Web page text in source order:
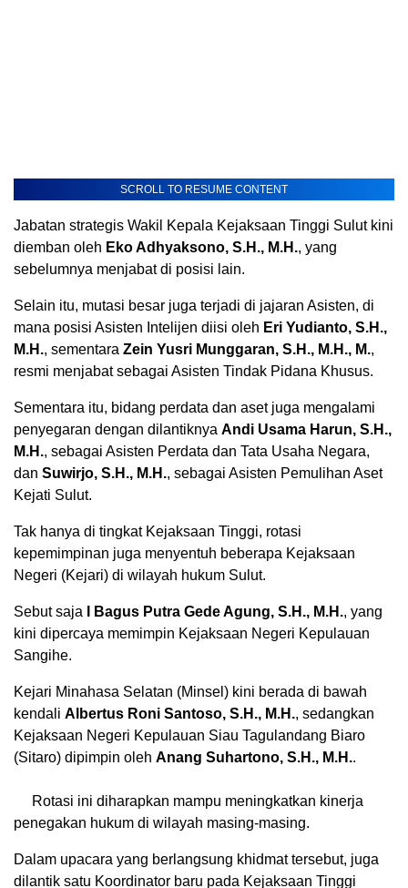
SCROLL TO RESUME CONTENT
​Jabatan strategis Wakil Kepala Kejaksaan Tinggi Sulut kini
diemban oleh Eko Adhyaksono, S.H., M.H., yang
sebelumnya menjabat di posisi lain.
Selain itu, mutasi besar juga terjadi di jajaran Asisten, di
mana posisi Asisten Intelijen diisi oleh Eri Yudianto, S.H.,
M.H., sementara Zein Yusri Munggaran, S.H., M.H., M.,
resmi menjabat sebagai Asisten Tindak Pidana Khusus.
Sementara itu, bidang perdata dan aset juga mengalami
penyegaran dengan dilantiknya Andi Usama Harun, S.H.,
M.H., sebagai Asisten Perdata dan Tata Usaha Negara,
dan Suwirjo, S.H., M.H., sebagai Asisten Pemulihan Aset
Kejati Sulut.
​Tak hanya di tingkat Kejaksaan Tinggi, rotasi
kepemimpinan juga menyentuh beberapa Kejaksaan
Negeri (Kejari) di wilayah hukum Sulut.
Sebut saja I Bagus Putra Gede Agung, S.H., M.H., yang
kini dipercaya memimpin Kejaksaan Negeri Kepulauan
Sangihe.
Kejari Minahasa Selatan (Minsel) kini berada di bawah
kendali Albertus Roni Santoso, S.H., M.H., sedangkan
Kejaksaan Negeri Kepulauan Siau Tagulandang Biaro
(Sitaro) dipimpin oleh Anang Suhartono, S.H., M.H..
Rotasi ini diharapkan mampu meningkatkan kinerja
penegakan hukum di wilayah masing-masing.
​Dalam upacara yang berlangsung khidmat tersebut, juga
dilantik satu Koordinator baru pada Kejaksaan Tinggi